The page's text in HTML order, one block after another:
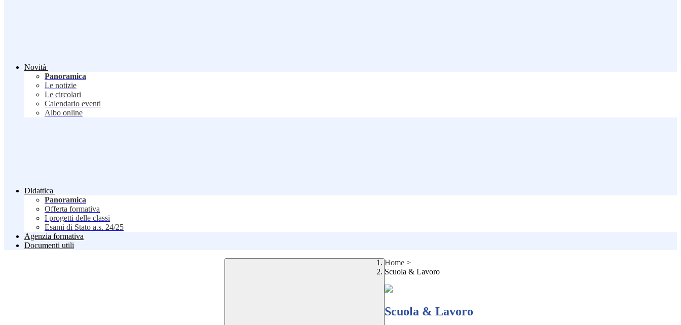
Novità
Panoramica
Le notizie
Le circolari
Calendario eventi
Albo online
Didattica
Panoramica
Offerta formativa
I progetti delle classi
Esami di Stato a.s. 24/25
Agenzia formativa
Documenti utili
Home >
Scuola & Lavoro
Scuola & Lavoro